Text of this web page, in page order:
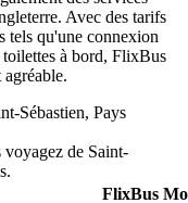
Avec des tarifs
tels qu'une connexion
toilettes à bord, FlixBus
Sébastien, Pays
voyagez de Saint-
FlixBus